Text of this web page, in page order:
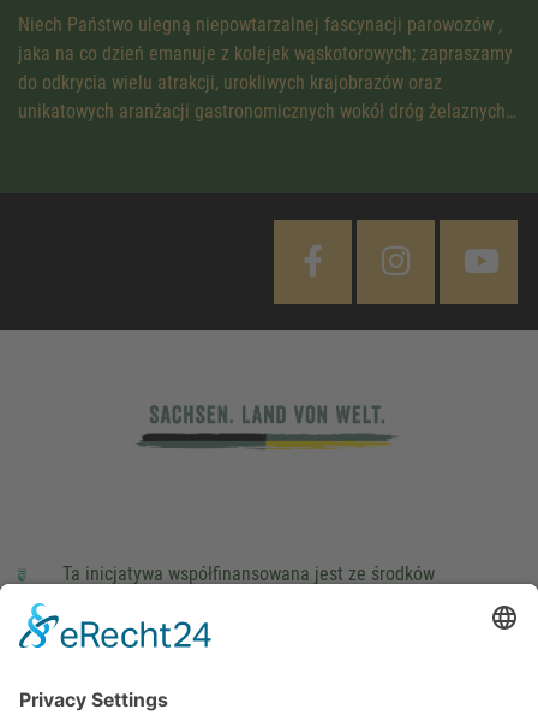
Niech Państwo ulegną niepowtarzalnej fascynacji parowozów ,
jaka na co dzień emanuje z kolejek wąskotorowych; zapraszamy
do odkrycia wielu atrakcji, urokliwych krajobrazów oraz
unikatowych aranżacji gastronomicznych wokół dróg żelaznych…
Ta inicjatywa współfinansowana jest ze środków
parlamentarzystów Landtagu Saksońskiego budżetu.
stopka redakcyjna